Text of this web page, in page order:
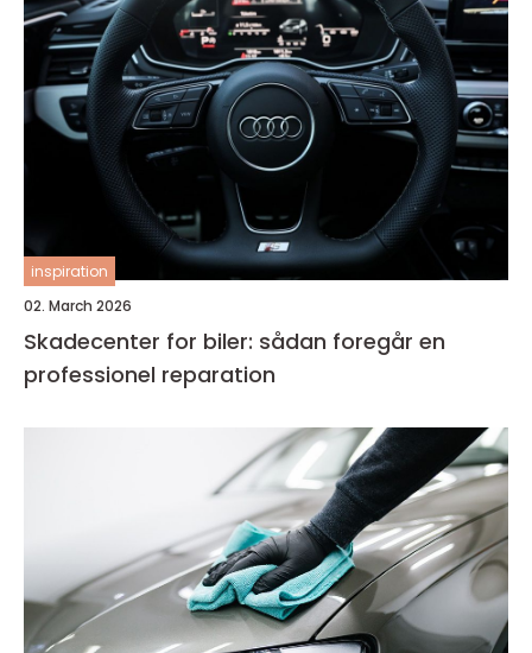
inspiration
02. March 2026
Skadecenter for biler: sådan foregår en
professionel reparation